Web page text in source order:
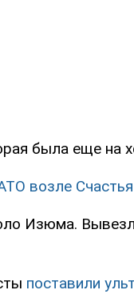
была еще на
возле Счастья
Изюма.
поставили